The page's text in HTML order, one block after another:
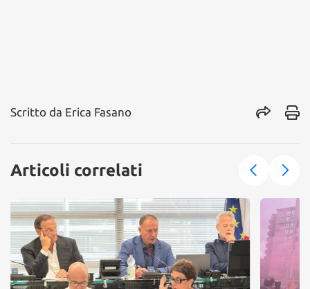
Scritto da Erica Fasano
Articoli correlati